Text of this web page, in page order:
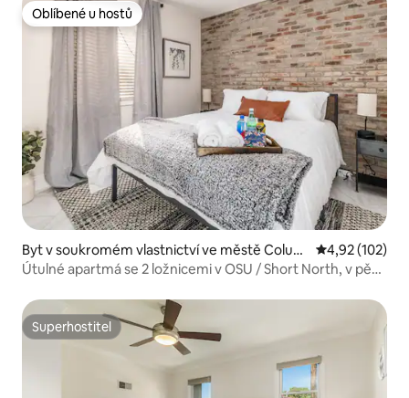
Oblíbené u hostů
Oblíbené u hostů
Byt v soukromém vlastnictví ve městě Colum
bus
Průměrné
4,92 (102)
Útulné apartmá se 2 ložnicemi v OSU / Short North, v pěší
Superhostitel
Superhostitel